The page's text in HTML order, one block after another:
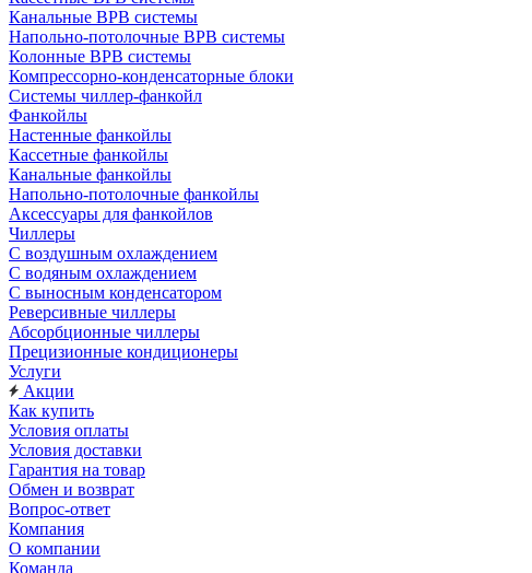
Канальные ВРВ системы
Напольно-потолочные ВРВ системы
Колонные ВРВ системы
Компрессорно-конденсаторные блоки
Системы чиллер-фанкойл
Фанкойлы
Настенные фанкойлы
Кассетные фанкойлы
Канальные фанкойлы
Напольно-потолочные фанкойлы
Аксессуары для фанкойлов
Чиллеры
С воздушным охлаждением
С водяным охлаждением
С выносным конденсатором
Реверсивные чиллеры
Абсорбционные чиллеры
Прецизионные кондиционеры
Услуги
Акции
Как купить
Условия оплаты
Условия доставки
Гарантия на товар
Обмен и возврат
Вопрос-ответ
Компания
О компании
Команда